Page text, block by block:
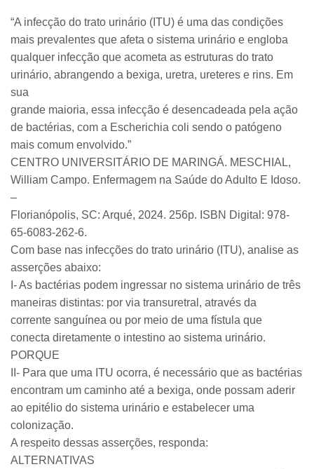
“A infecção do trato urinário (ITU) é uma das condições
mais prevalentes que afeta o sistema urinário e engloba
qualquer infecção que acometa as estruturas do trato
urinário, abrangendo a bexiga, uretra, ureteres e rins. Em
sua
grande maioria, essa infecção é desencadeada pela ação
de bactérias, com a Escherichia coli sendo o patógeno
mais comum envolvido.”
CENTRO UNIVERSITÁRIO DE MARINGÁ. MESCHIAL,
William Campo. Enfermagem na Saúde do Adulto E Idoso.
–
Florianópolis, SC: Arqué, 2024. 256p. ISBN Digital: 978-
65-6083-262-6.
Com base nas infecções do trato urinário (ITU), analise as
asserções abaixo:
I- As bactérias podem ingressar no sistema urinário de três
maneiras distintas: por via transuretral, através da
corrente sanguínea ou por meio de uma fístula que
conecta diretamente o intestino ao sistema urinário.
PORQUE
II- Para que uma ITU ocorra, é necessário que as bactérias
encontram um caminho até a bexiga, onde possam aderir
ao epitélio do sistema urinário e estabelecer uma
colonização.
A respeito dessas asserções, responda:
ALTERNATIVAS